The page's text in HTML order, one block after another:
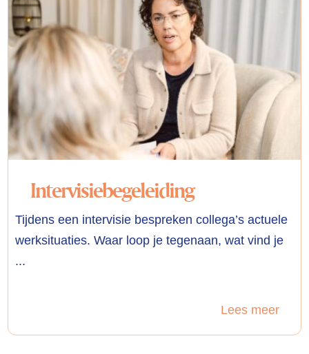
Intervisiebegeleiding
Tijdens een intervisie bespreken collega’s actuele
werksituaties. Waar loop je tegenaan, wat vind je
...
Lees meer